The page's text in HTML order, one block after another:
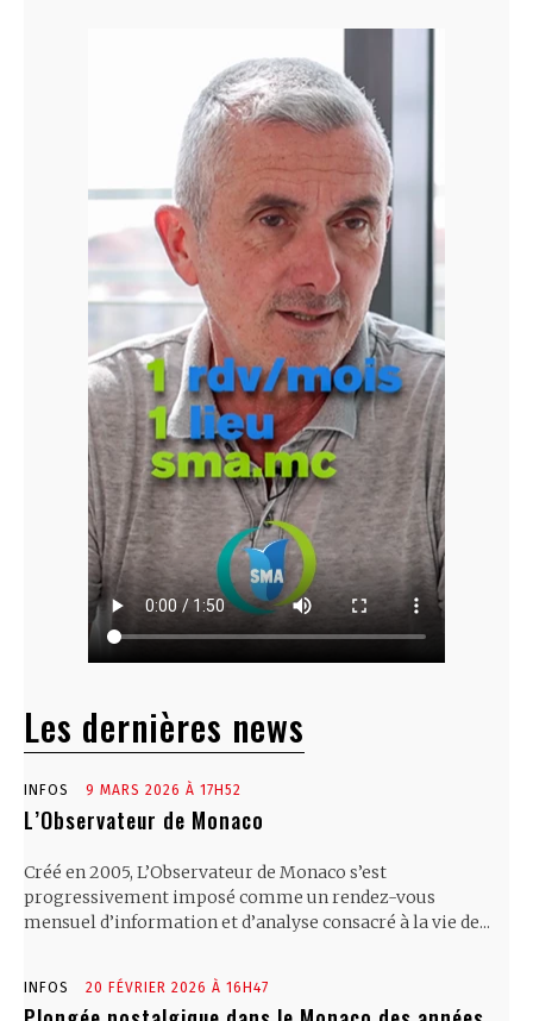
Les dernières news
INFOS 9 MARS 2026 À 17H52
L’Observateur de Monaco
Créé en 2005, L’Observateur de Monaco s’est
progressivement imposé comme un rendez-vous
mensuel d’information et d’analyse consacré à la vie de...
INFOS 20 FÉVRIER 2026 À 16H47